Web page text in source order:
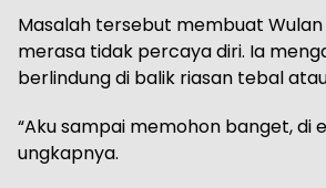
Masalah tersebut membuat
merasa tidak percaya diri. Ia
berlindung di balik riasan tebal
“Aku sampai memohon banget, di
ungkapnya.